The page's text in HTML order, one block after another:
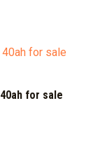
for sale